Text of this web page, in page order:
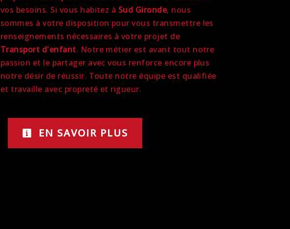
vos besoins. Si vous habitez à Sud Gironde, nous
sommes à votre disposition pour vous transmettre les
renseignements nécessaires à votre projet de
Transport d'enfant. Notre métier est avant tout notre
passion et le partager avec vous renforce encore plus
notre désir de réussir. Toute notre équipe est qualifiée
et travaille avec propreté et rigueur.
EN SAVOIR PLUS